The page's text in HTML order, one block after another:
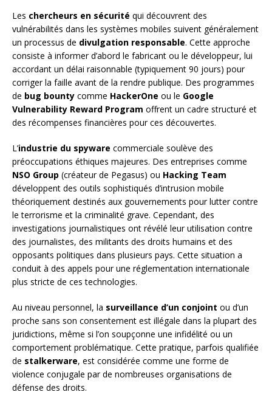
Les chercheurs en sécurité qui découvrent des
vulnérabilités dans les systèmes mobiles suivent généralement
un processus de divulgation responsable. Cette approche
consiste à informer d’abord le fabricant ou le développeur, lui
accordant un délai raisonnable (typiquement 90 jours) pour
corriger la faille avant de la rendre publique. Des programmes
de bug bounty comme HackerOne ou le Google
Vulnerability Reward Program offrent un cadre structuré et
des récompenses financières pour ces découvertes.
L’industrie du spyware commerciale soulève des
préoccupations éthiques majeures. Des entreprises comme
NSO Group (créateur de Pegasus) ou Hacking Team
développent des outils sophistiqués d’intrusion mobile
théoriquement destinés aux gouvernements pour lutter contre
le terrorisme et la criminalité grave. Cependant, des
investigations journalistiques ont révélé leur utilisation contre
des journalistes, des militants des droits humains et des
opposants politiques dans plusieurs pays. Cette situation a
conduit à des appels pour une réglementation internationale
plus stricte de ces technologies.
Au niveau personnel, la surveillance d’un conjoint ou d’un
proche sans son consentement est illégale dans la plupart des
juridictions, même si l’on soupçonne une infidélité ou un
comportement problématique. Cette pratique, parfois qualifiée
de stalkerware, est considérée comme une forme de
violence conjugale par de nombreuses organisations de
défense des droits.